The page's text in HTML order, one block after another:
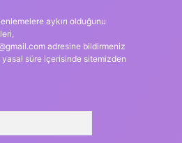
aykırı olduğunu
adresine bildirmeniz
süre içerisinde sitemizden